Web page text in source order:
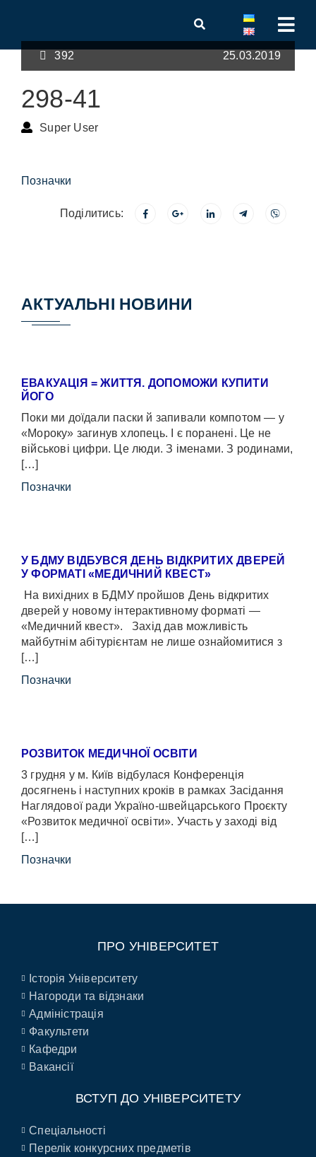
392 25.03.2019
298-41
Super User
Позначки
Поділитись:
АКТУАЛЬНІ НОВИНИ
ЕВАКУАЦІЯ = ЖИТТЯ. ДОПОМОЖИ КУПИТИ
ЙОГО
Поки ми доїдали паски й запивали компотом — у
«Мороку» загинув хлопець. І є поранені. Це не
військові цифри. Це люди. З іменами. З родинами,
[…]
Позначки
У БДМУ ВІДБУВСЯ ДЕНЬ ВІДКРИТИХ ДВЕРЕЙ
У ФОРМАТІ «МЕДИЧНИЙ КВЕСТ»
На вихідних в БДМУ пройшов День відкритих
дверей у новому інтерактивному форматі —
«Медичний квест». Захід дав можливість
майбутнім абітурієнтам не лише ознайомитися з
[…]
Позначки
РОЗВИТОК МЕДИЧНОЇ ОСВІТИ
3 грудня у м. Київ відбулася Конференція
досягнень і наступних кроків в рамках Засідання
Наглядової ради Україно-швейцарського Проєкту
«Розвиток медичної освіти». Участь у заході від
[…]
Позначки
ПРО УНІВЕРСИТЕТ
Історія Університету
Нагороди та відзнаки
Адміністрація
Факультети
Кафедри
Вакансії
ВСТУП ДО УНІВЕРСИТЕТУ
Спеціальності
Перелік конкурсних предметів